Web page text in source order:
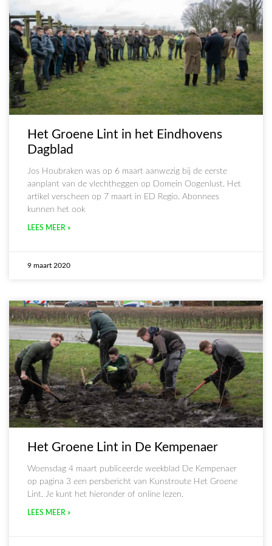
Het Groene Lint in het Eindhovens
Dagblad
Jos Houbraken was op 6 maart aanwezig bij de eerste
aanplant van de vlechtheggen op Domein Oogenlust. Het
artikel verscheen op 7 maart in ED Regio. Abonnees
kunnen het ook
LEES MEER »
9 maart 2020
Het Groene Lint in De Kempenaer
Woensdag 4 maart publiceerde weekblad De Kempenaer
op pagina 3 een persbericht van Kunstroute Het Groene
Lint. Je kunt het hieronder of online lezen.
LEES MEER »